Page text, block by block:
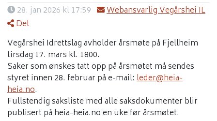
28. jan 2026 kl 17:59
Webansvarlig Vegårshei IL
Del
Vegårshei Idrettslag avholder årsmøte på Fjellheim
tirsdag 17. mars kl. 1800.
Saker som ønskes tatt opp på årsmøtet må sendes
styret innen 28. februar på e-mail: leder@heia-
heia.no.
Fullstendig saksliste med alle saksdokumenter blir
publisert på heia-heia.no en uke før årsmøtet.